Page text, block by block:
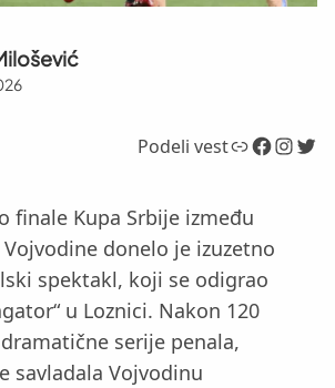
Podeli vestLink Facebook InstagramTwitter
finale Kupa Srbije između
Vojvodine donelo je izuzetno
spektakl, koji se odigrao
u Loznici. Nakon 120
serije penala,
savladala Vojvodinu